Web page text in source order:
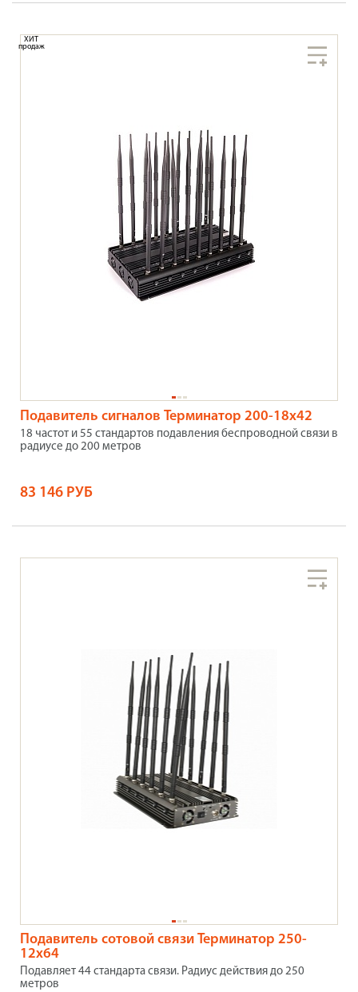
Подавитель сигналов Терминатор 200-18х42
18 частот и 55 стандартов подавления беспроводной связи в
радиусе до 200 метров
ХИТ
продаж
83 146 РУБ
Подавитель сотовой связи Терминатор 250-
12х64
Подавляет 44 стандарта связи. Радиус действия до 250
метров